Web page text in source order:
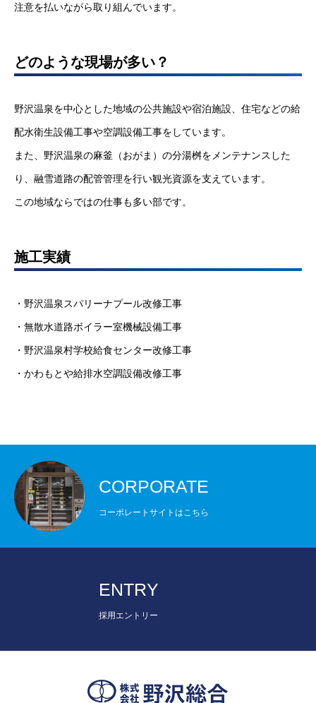
注意を払いながら取り組んでいます。
どのような現場が多い？
野沢温泉を中心とした地域の公共施設や宿泊施設、住宅などの給
配水衛生設備工事や空調設備工事をしています。
また、野沢温泉の麻釜（おがま）の分湯桝をメンテナンスした
り、融雪道路の配管管理を行い観光資源を支えています。
この地域ならではの仕事も多い部です。
施工実績
・野沢温泉スパリーナプール改修工事
・無散水道路ボイラー室機械設備工事
・野沢温泉村学校給食センター改修工事
・かわもとや給排水空調設備改修工事
CORPORATE
コーポレートサイトはこちら
ENTRY
採用エントリー